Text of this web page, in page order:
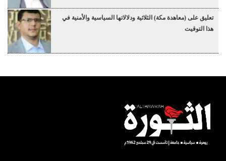
تعليق على (معاهدة مكة) الثلاثية ودلالاتها السياسية والأمنية في
هذا التوقيت